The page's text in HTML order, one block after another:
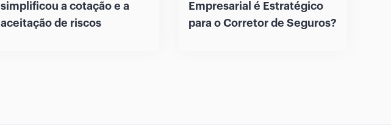
simplificou a cotação e a
aceitação de riscos
Empresarial é Estratégico
para o Corretor de Seguros?